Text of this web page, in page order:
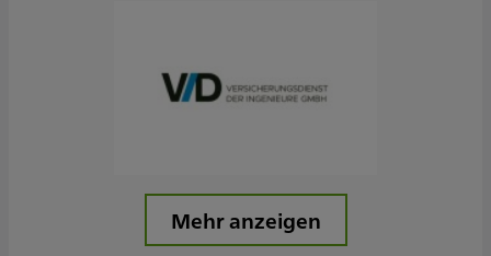
Mehr anzeigen